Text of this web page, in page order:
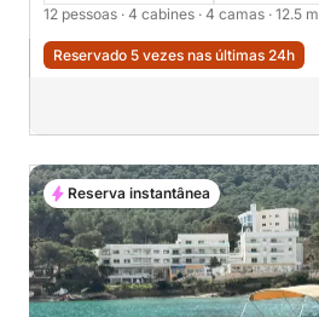
12 pessoas · 4 cabines · 4 camas · 12.5 m
Reservado 5 vezes nas últimas 24h
Reserva instantânea